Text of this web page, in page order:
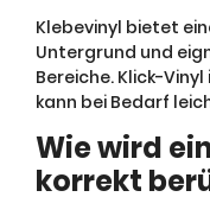
Klebevinyl bietet
Untergrund und
Bereiche. Klick-
kann bei Bedarf
Wie wird
korrekt